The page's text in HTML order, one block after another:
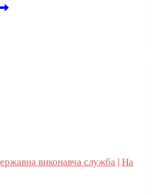
виконавча служба |На